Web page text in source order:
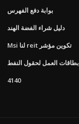
بوابة دفع الفهرس
دليل شراء الفضة الهند
Msi لنا reit تكوين مؤشر
بطاقات العمل لحقول النفط
4140